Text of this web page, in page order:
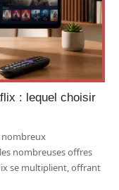
: lequel choisir
nombreux
nombreuses offres
se multiplient, offrant